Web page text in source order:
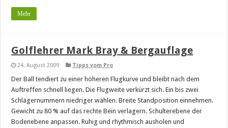
Mehr
Golflehrer Mark Bray & Bergauflage
24. August 2009 Tipps vom Pro
Der Ball tendiert zu einer höheren Flugkurve und bleibt nach dem
Auftreffen schnell liegen. Die Flugweite verkürzt sich. Ein bis zwei
Schlägernummern niedriger wählen. Breite Standposition einnehmen.
Gewicht zu 80 % auf das rechte Bein verlagern. Schulterebene der
Bodenebene anpassen. Ruhig und rhythmisch ausholen und